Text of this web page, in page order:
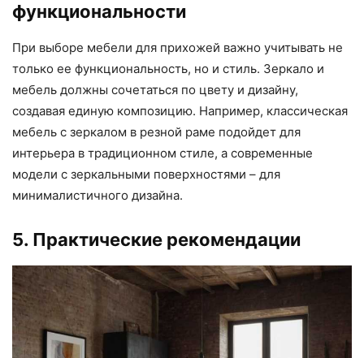
функциональности
При выборе мебели для прихожей важно учитывать не
только ее функциональность, но и стиль. Зеркало и
мебель должны сочетаться по цвету и дизайну,
создавая единую композицию. Например, классическая
мебель с зеркалом в резной раме подойдет для
интерьера в традиционном стиле, а современные
модели с зеркальными поверхностями – для
минималистичного дизайна.
5. Практические рекомендации